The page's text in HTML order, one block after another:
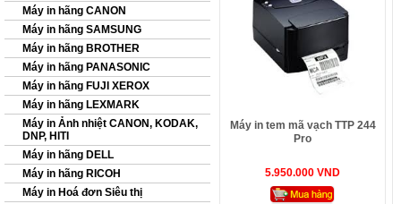
Máy in hãng CANON
Máy in hãng SAMSUNG
Máy in hãng BROTHER
Máy in hãng PANASONIC
Máy in hãng FUJI XEROX
Máy in hãng LEXMARK
Máy in Ảnh nhiệt CANON, KODAK,
DNP, HITI
Máy in hãng DELL
Máy in hãng RICOH
Máy in Hoá đơn Siêu thị
Máy in tem mã vạch TTP 244
Pro
5.950.000 VND